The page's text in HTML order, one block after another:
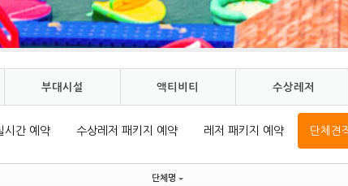
부대시설 액티비티 수상레저
시간 예약 수상레저 패키지 예약 레저 패키지 예약 단체견
단체명